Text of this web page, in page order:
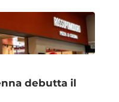
debutta il